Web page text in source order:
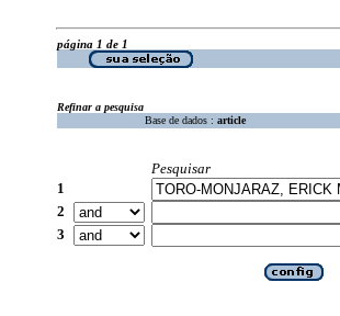
página 1 de 1
Refinar a pesquisa
Base de dados : article
Pesquisar
1
2
3